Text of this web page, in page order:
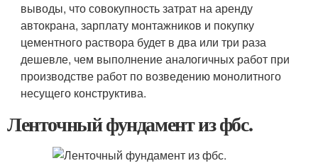
выводы, что совокупность затрат на аренду
автокрана, зарплату монтажников и покупку
цементного раствора будет в два или три раза
дешевле, чем выполнение аналогичных работ при
производстве работ по возведению монолитного
несущего конструктива.
Ленточный фундамент из фбс.